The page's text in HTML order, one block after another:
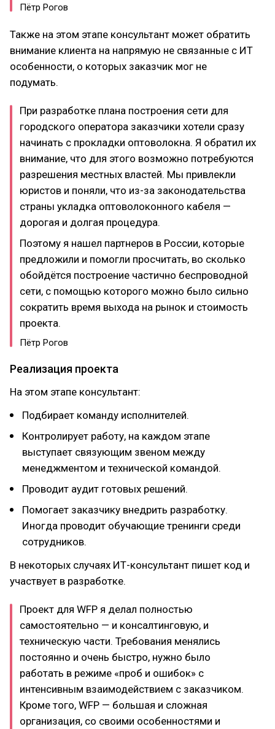
Пётр Рогов
Также на этом этапе консультант может обратить
внимание клиента на напрямую не связанные с ИТ
особенности, о которых заказчик мог не
подумать.
При разработке плана построения сети для
городского оператора заказчики хотели сразу
начинать с прокладки оптоволокна. Я обратил их
внимание, что для этого возможно потребуются
разрешения местных властей. Мы привлекли
юристов и поняли, что из-за законодательства
страны укладка оптоволоконного кабеля —
дорогая и долгая процедура.
Поэтому я нашел партнеров в России, которые
предложили и помогли просчитать, во сколько
обойдётся построение частично беспроводной
сети, с помощью которого можно было сильно
сократить время выхода на рынок и стоимость
проекта.
Пётр Рогов
Реализация проекта
На этом этапе консультант:
Подбирает команду исполнителей.
Контролирует работу, на каждом этапе
выступает связующим звеном между
менеджментом и технической командой.
Проводит аудит готовых решений.
Помогает заказчику внедрить разработку.
Иногда проводит обучающие тренинги среди
сотрудников.
В некоторых случаях ИТ-консультант пишет код и
участвует в разработке.
Проект для WFP я делал полностью
самостоятельно — и консалтинговую, и
техническую части. Требования менялись
постоянно и очень быстро, нужно было
работать в режиме «проб и ошибок» с
интенсивным взаимодействием с заказчиком.
Кроме того, WFP — большая и сложная
организация, со своими особенностями и